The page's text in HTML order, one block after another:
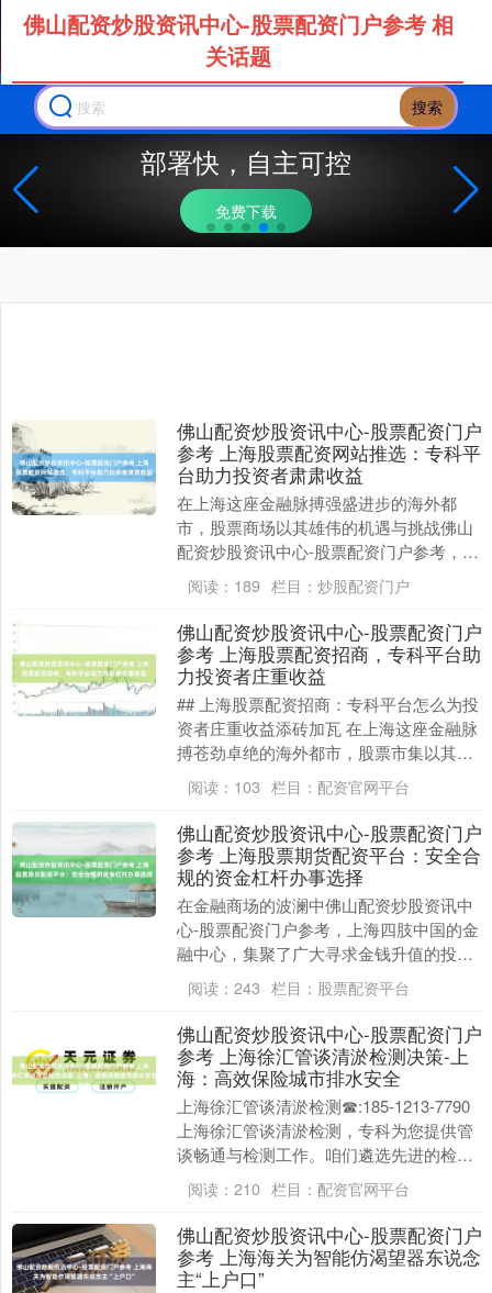
搜索
部署快，自主可控
免费下载
佛山配资炒股资讯中心-股票配资门户参考 相
关话题
佛山配资炒股资讯中心-股票配资门户
参考 上海股票配资网站推选：专科平
台助力投资者肃肃收益
在上海这座金融脉搏强盛进步的海外都
市，股票商场以其雄伟的机遇与挑战佛山
配资炒股资讯中心-股票配资门户参考，招
引着深广投资者的眼光。然则，濒临商场
的波动与不投降性....
阅读： 189 栏目： 炒股配资门户
佛山配资炒股资讯中心-股票配资门户
参考 上海股票配资招商，专科平台助
力投资者庄重收益
## 上海股票配资招商：专科平台怎么为投
资者庄重收益添砖加瓦 在上海这座金融脉
搏苍劲卓绝的海外都市，股票市集以其繁
密的机遇与风险并存的特色，诱惑着多量
投资者的眼....
阅读： 103 栏目： 配资官网平台
佛山配资炒股资讯中心-股票配资门户
参考 上海股票期货配资平台：安全合
规的资金杠杆办事选择
在金融商场的波澜中佛山配资炒股资讯中
心-股票配资门户参考，上海四肢中国的金
融中心，集聚了广大寻求金钱升值的投资
者。股票与期货商场因其潜在的较高讲
述，吸引着大王人....
阅读： 243 栏目： 股票配资平台
佛山配资炒股资讯中心-股票配资门户
参考 上海徐汇管谈清淤检测决策-上
海：高效保险城市排水安全
上海徐汇管谈清淤检测☎:185-1213-7790
上海徐汇管谈清淤检测，专科为您提供管
谈畅通与检测工作。咱们遴选先进的检测
技艺，准确识别管谈里面问题，确守护
谈....
阅读： 210 栏目： 配资官网平台
佛山配资炒股资讯中心-股票配资门户
参考 上海海关为智能仿渴望器东说念
主“上户口”